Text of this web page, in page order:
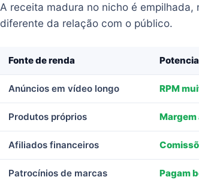
A receita madura no nicho é
diferente da relação com o público.
Fonte de renda
Anúncios em vídeo longo RPM
Produtos próprios Margem
Afiliados financeiros
Patrocínios de marcas Pagam